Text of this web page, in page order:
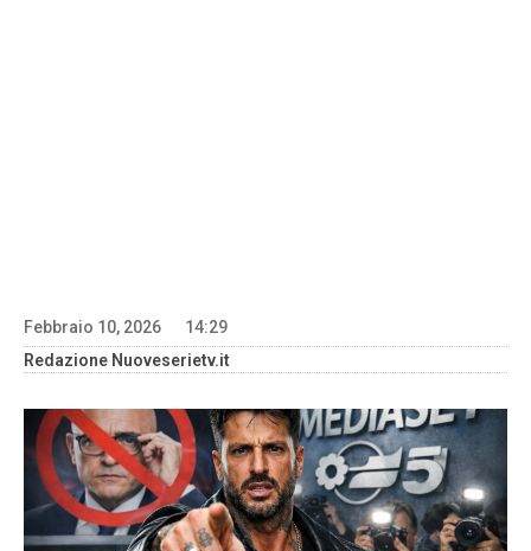
Febbraio 10, 2026
14:29
Redazione Nuoveserietv.it